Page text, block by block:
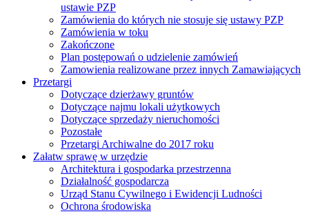
ustawie PZP
Zamówienia do których nie stosuje się ustawy PZP
Zamówienia w toku
Zakończone
Plan postępowań o udzielenie zamówień
Zamowienia realizowane przez innych Zamawiających
Przetargi
Dotyczące dzierżawy gruntów
Dotyczące najmu lokali użytkowych
Dotyczące sprzedaży nieruchomości
Pozostałe
Przetargi Archiwalne do 2017 roku
Załatw sprawę w urzędzie
Architektura i gospodarka przestrzenna
Działalność gospodarcza
Urząd Stanu Cywilnego i Ewidencji Ludności
Ochrona środowiska